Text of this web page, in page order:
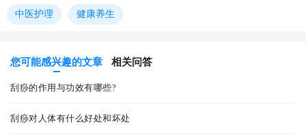
中医护理 健康养生
您可能感兴趣的文章 相关问答
刮痧的作用与功效有哪些?
刮痧对人体有什么好处和坏处